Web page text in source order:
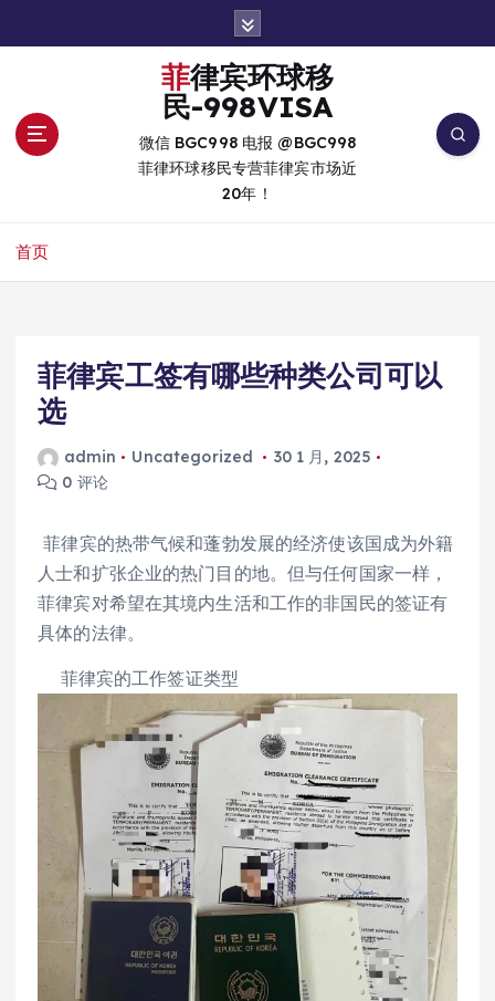
菲律宾环球移
民-998VISA
微信 BGC998 电报 @BGC998
菲律环球移民专营菲律宾市场近
20年！
首页
菲律宾工签有哪些种类公司可以
选
admin Uncategorized
30 1 月, 2025
0 评论
菲律宾的热带气候和蓬勃发展的经济使该国成为外籍
人士和扩张企业的热门目的地。但与任何国家一样，
菲律宾对希望在其境内生活和工作的非国民的签证有
具体的法律。
菲律宾的工作签证类型